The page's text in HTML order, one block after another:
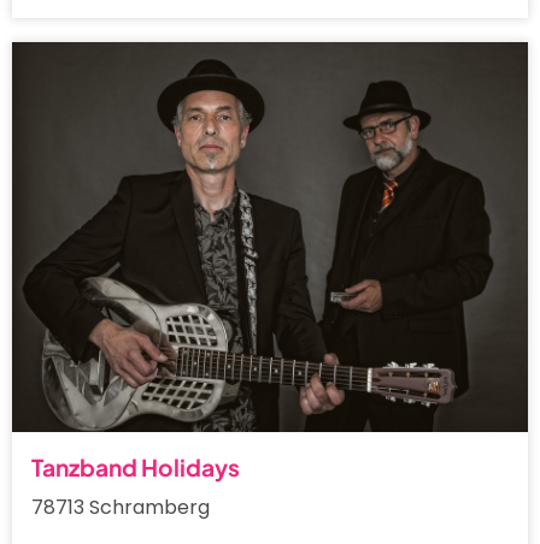
Tanzband Holidays
78713 Schramberg